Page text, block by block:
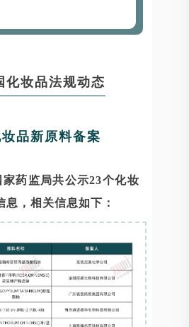
化妆品法规动态
品新原料备案
家药监局共公示23个化妆
息，相关信息如下：